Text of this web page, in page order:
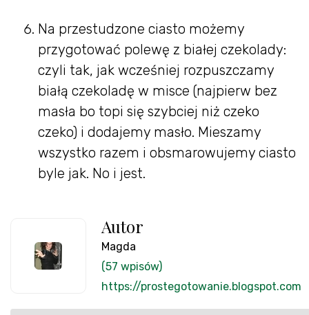
Na przestudzone ciasto możemy
przygotować polewę z białej czekolady:
czyli tak, jak wcześniej rozpuszczamy
białą czekoladę w misce (najpierw bez
masła bo topi się szybciej niż czeko
czeko) i dodajemy masło. Mieszamy
wszystko razem i obsmarowujemy ciasto
byle jak. No i jest.
Autor
Magda
(57 wpisów)
https://prostegotowanie.blogspot.com